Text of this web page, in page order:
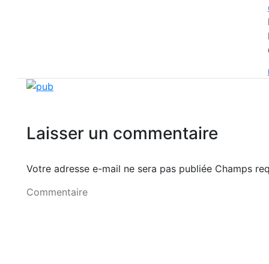
Laisser un commentaire
Votre adresse e-mail ne sera pas publiée Champs
Commentaire